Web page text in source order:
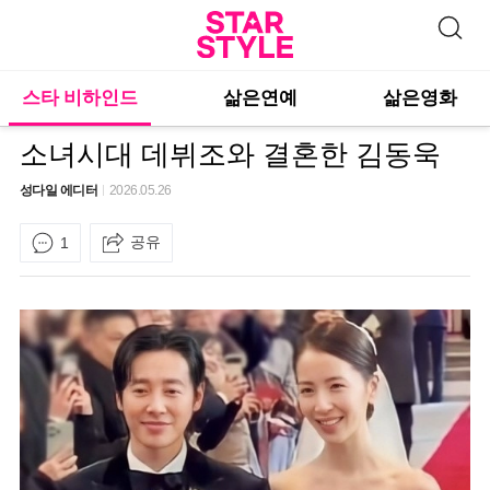
스타 비하인드 삶은연예 삶은영화
소녀시대 데뷔조와 결혼한 김동욱
성다일 에디터 2026.05.26
1 공유